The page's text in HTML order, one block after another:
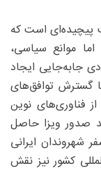
پیچیده‌ای است که
موانع سیاسی،
جابه‌جایی ایجاد
با گسترش توافق‌های
فناوری‌های نوین
صدور ویزا حاصل
شهروندان ایرانی
کشور نیز نقش